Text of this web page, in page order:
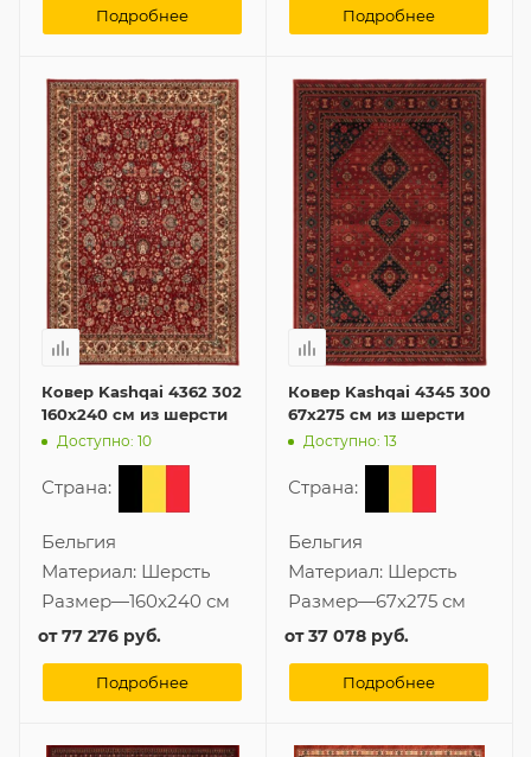
Подробнее Подробнее
Ковер Kashqai 4362 302
160x240 см из шерсти
Доступно: 10
Страна:
Бельгия
Материал: Шерсть
Размер—160x240 см
от77 276 руб.
Подробнее
Ковер Kashqai 4345 300
67x275 см из шерсти
Доступно: 13
Страна:
Бельгия
Материал: Шерсть
Размер—67x275 см
от37 078 руб.
Подробнее